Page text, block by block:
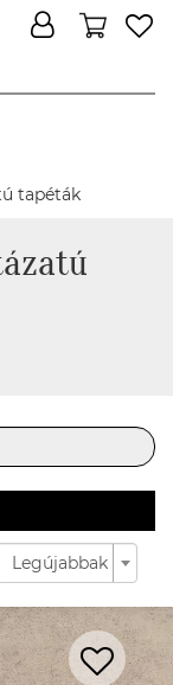
tapéták
Legújabbak